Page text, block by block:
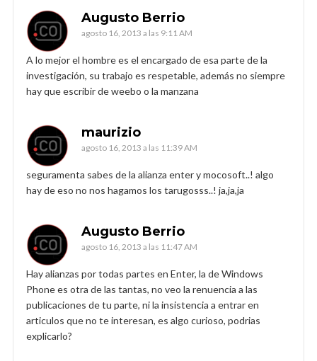
Augusto Berrio
agosto 16, 2013 a las 9:11 AM
A lo mejor el hombre es el encargado de esa parte de la
investigación, su trabajo es respetable, además no siempre
hay que escribir de weebo o la manzana
maurizio
agosto 16, 2013 a las 11:39 AM
seguramenta sabes de la alianza enter y mocosoft..! algo
hay de eso no nos hagamos los tarugosss..! ja,ja,ja
Augusto Berrio
agosto 16, 2013 a las 11:47 AM
Hay alianzas por todas partes en Enter, la de Windows
Phone es otra de las tantas, no veo la renuencia a las
publicaciones de tu parte, ni la insistencia a entrar en
articulos que no te interesan, es algo curioso, podrias
explicarlo?